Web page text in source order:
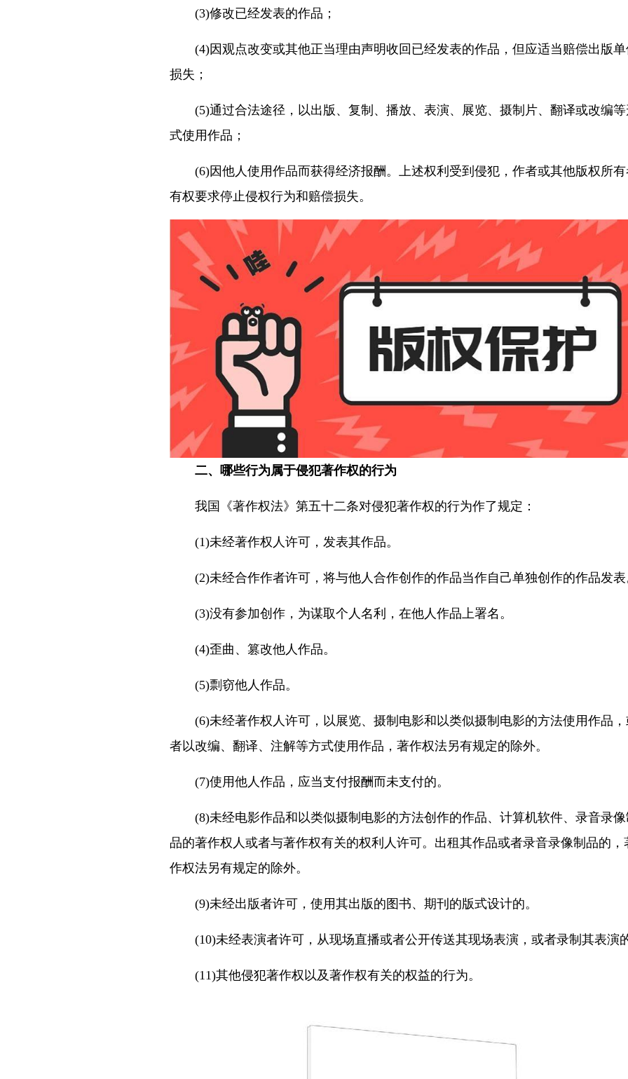
(3)修改已经发表的作品；
(4)因观点改变或其他正当理由声明收回已经发表的作品，但应适当赔偿出版单
损失；
(5)通过合法途径，以出版、复制、播放、表演、展览、摄制片、翻译或改编等
式使用作品；
(6)因他人使用作品而获得经济报酬。上述权利受到侵犯，作者或其他版权所有
有权要求停止侵权行为和赔偿损失。
二、哪些行为属于侵犯著作权的行为
我国《著作权法》第五十二条对侵犯著作权的行为作了规定：
(1)未经著作权人许可，发表其作品。
(2)未经合作作者许可，将与他人合作创作的作品当作自己单独创作的作品发表
(3)没有参加创作，为谋取个人名利，在他人作品上署名。
(4)歪曲、篡改他人作品。
(5)剽窃他人作品。
(6)未经著作权人许可，以展览、摄制电影和以类似摄制电影的方法使用作品，
者以改编、翻译、注解等方式使用作品，著作权法另有规定的除外。
(7)使用他人作品，应当支付报酬而未支付的。
(8)未经电影作品和以类似摄制电影的方法创作的作品、计算机软件、录音录像
品的著作权人或者与著作权有关的权利人许可。出租其作品或者录音录像制品的，
作权法另有规定的除外。
(9)未经出版者许可，使用其出版的图书、期刊的版式设计的。
(10)未经表演者许可，从现场直播或者公开传送其现场表演，或者录制其表演
(11)其他侵犯著作权以及著作权有关的权益的行为。